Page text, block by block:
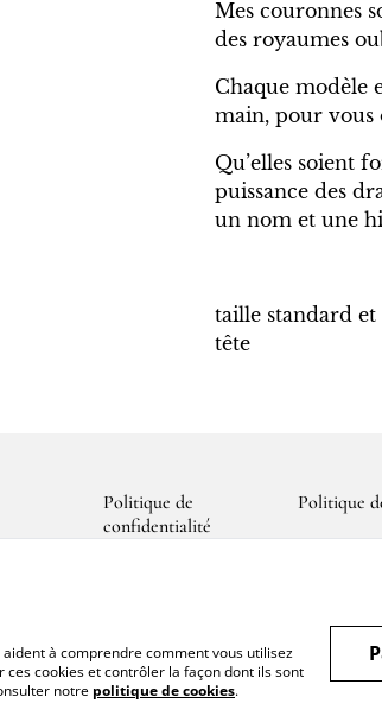
Mes couronnes
des royaumes
Chaque modèle
main, pour vous
Qu’elles soient
puissance des
un nom et une
taille standard et
tête
Politique de
confidentialité
Politique
à comprendre comment vous utilisez
cookies et contrôler la façon dont ils sont
notre politique de cookies.